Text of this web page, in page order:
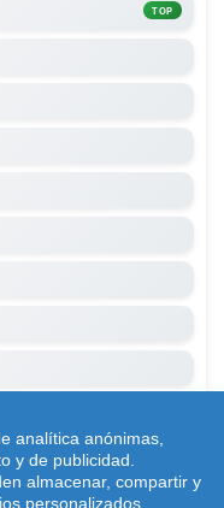
TOP
analítica anónimas,
y de publicidad.
almacenar, compartir y
personalizados.